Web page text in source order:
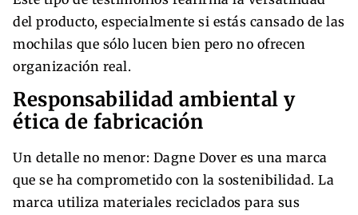
del producto, especialmente si estás cansado de las
mochilas que sólo lucen bien pero no ofrecen
organización real.
Responsabilidad ambiental y
ética de fabricación
Un detalle no menor: Dagne Dover es una marca
que se ha comprometido con la sostenibilidad. La
marca utiliza materiales reciclados para sus